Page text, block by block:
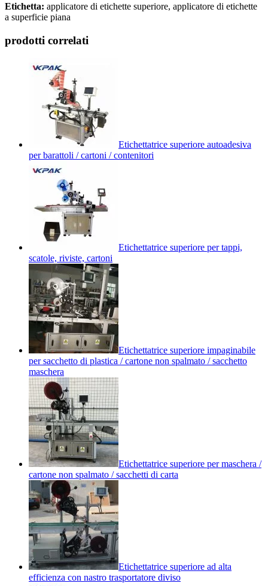
Etichetta: applicatore di etichette superiore, applicatore di etichette
a superficie piana
prodotti correlati
Etichettatrice superiore autoadesiva
per barattoli / cartoni / contenitori
Etichettatrice superiore per tappi,
scatole, riviste, cartoni
Etichettatrice superiore impaginabile
per sacchetto di plastica / cartone non spalmato / sacchetto
maschera
Etichettatrice superiore per maschera /
cartone non spalmato / sacchetti di carta
Etichettatrice superiore ad alta
efficienza con nastro trasportatore diviso